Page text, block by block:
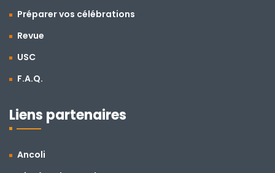
Préparer vos célébrations
Revue
USC
F.A.Q.
Liens partenaires
Ancoli